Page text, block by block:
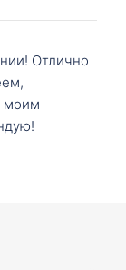
Отлично
моим